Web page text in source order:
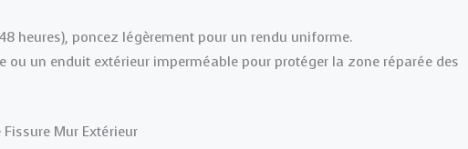
heures), poncez légèrement pour un rendu uniforme.
ou un enduit extérieur imperméable pour protéger la zone réparée des
Mur Extérieur